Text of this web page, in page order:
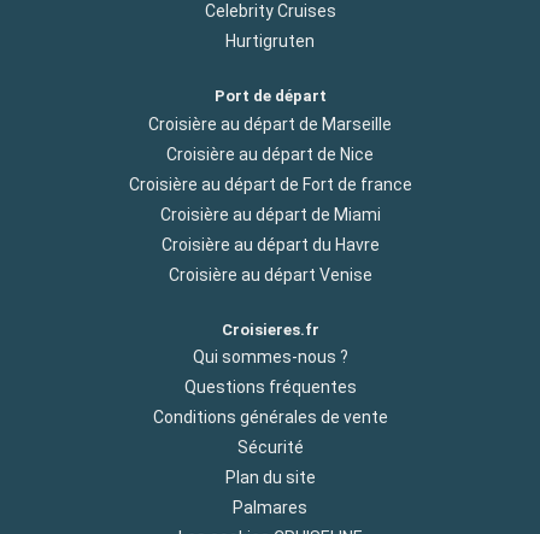
Celebrity Cruises
Hurtigruten
Port de départ
Croisière au départ de Marseille
Croisière au départ de Nice
Croisière au départ de Fort de france
Croisière au départ de Miami
Croisière au départ du Havre
Croisière au départ Venise
Croisieres.fr
Qui sommes-nous ?
Questions fréquentes
Conditions générales de vente
Sécurité
Plan du site
Palmares